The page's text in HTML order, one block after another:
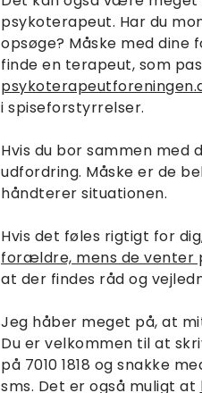
psykoterapeut. Har du
opsøge? Måske med
finde en terapeut, som
i spiseforstyrrelser.
Hvis du bor sammen
udfordring. Måske er de
håndterer situationen.
Hvis det føles rigtigt for
forældre, mens de venter
at der findes råd og
Jeg håber meget på, at
Du er velkommen til at
på 7010 1818 og snakke
sms. Det er også muligt at